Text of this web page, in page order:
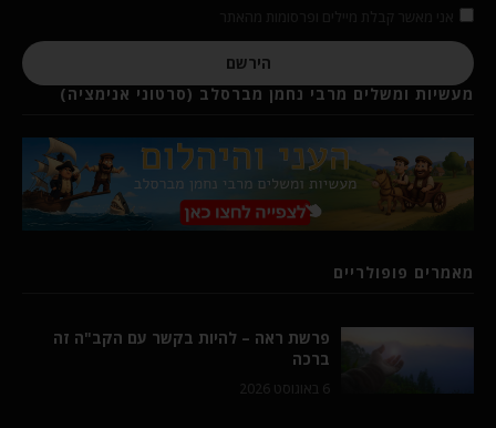
הירשם
מעשיות ומשלים מרבי נחמן מברסלב (סרטוני אנימציה)
מאמרים פופולריים
פרשת ראה – להיות בקשר עם הקב"ה זה
ברכה
6 באוגוסט 2026